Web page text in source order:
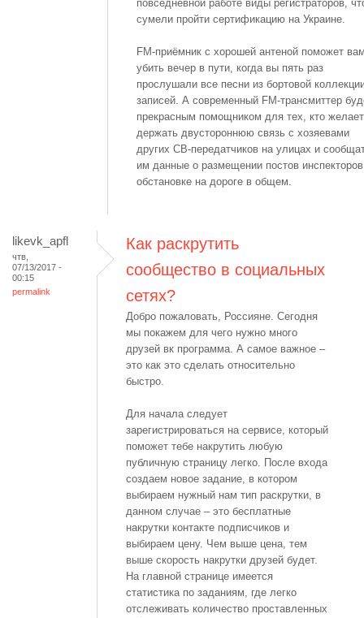
повседневной работе виды регистраторов,
сумели пройти сертификацию на Украине.
FM-приёмник с хорошей антеной поможет
убить вечер в пути, когда вы пять раз
прослушали все песни из бортовой
записей. А современный FM-трансмиттер
прекрасным помощником для тех, кто желает
держать двустороннюю связь с хозяевами
других СВ-передатчиков на улицах и
им данные о размещении постов
обстановке на дороге в общем.
likevk_apfl
чтв,
07/13/2017 -
00:15
permalink
Как раскрутить
сообщество в социальных
сетях?
Добро пожаловать, Россияне. Сегодня
мы покажем для чего нужно много
друзей вк программа. А самое важное –
это как это сделать относительно
быстро.
Для начала следует
зарегистрироваться на сервисе, который
поможет тебе накрутить любую
публичную страницу легко. После входа
создаем новое задание, в котором
выбираем нужный нам тип раскрутки, в
данном случае – это бесплатные
накрутки контакте подписчиков и
выбираем цену. Чем выше цена, тем
выше скорость накрутки друзей будет.
На главной странице имеется
статистика по заданиям, где легко
отслеживать количество проставленных